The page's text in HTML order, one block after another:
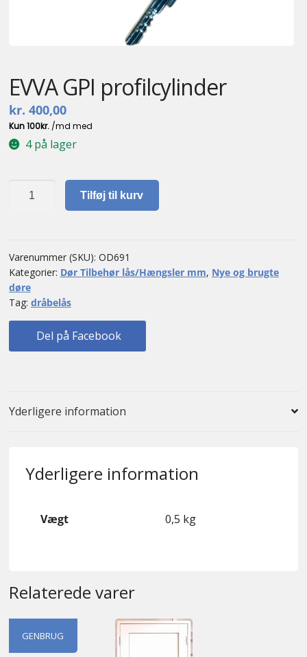
EVVA GPI profilcylinder
kr. 400,00
4 på lager
EVVA
Tilføj til kurv
Varenummer (SKU): OD691
Kategorier: Dør Tilbehør lås/Hængsler mm, Nye og brugte
døre
Tag: dråbelås
Del på Facebook
Yderligere information
Yderligere information
Vægt 0,5 kg
Relaterede varer
GENBRUG